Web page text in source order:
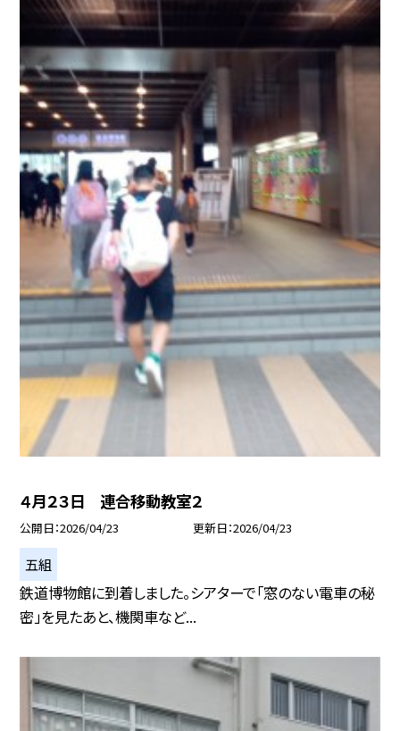
４月２３日 連合移動教室２
公開日 2026/04/23 更新日 2026/04/23
五組
鉄道博物館に到着しました。シアターで「窓のない電車の秘
密」を見たあと、機関車など...